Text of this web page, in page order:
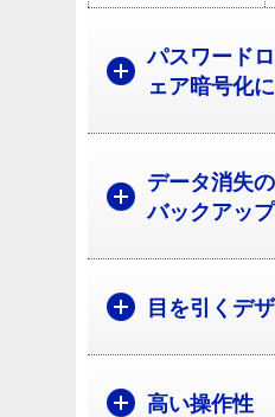
パスワード
ェア暗号化
データ消失
バックアッ
目を引くデ
高い操作性